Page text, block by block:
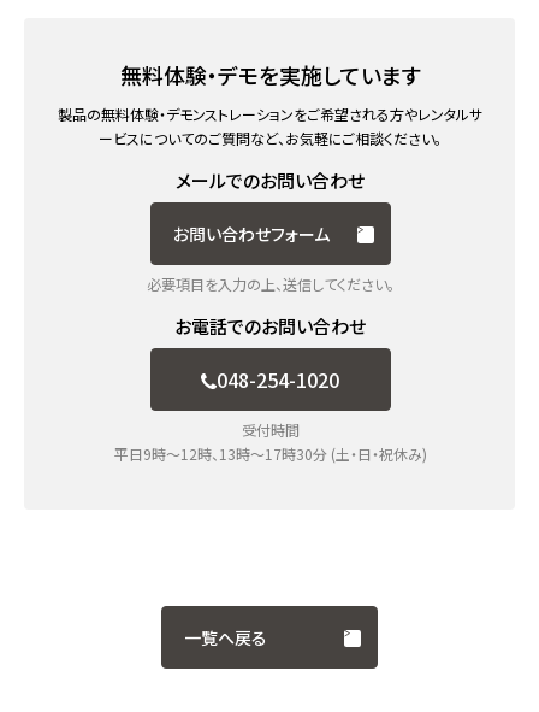
無料体験・デモを実施しています
製品の無料体験・デモンストレーションをご希望される方やレンタルサ
ービスについてのご質問など、お気軽にご相談ください。
メールでのお問い合わせ
お問い合わせフォーム
必要項目を入力の上、送信してください。
お電話でのお問い合わせ
048-254-1020
受付時間
平日9時～12時、13時〜17時30分 (土・日・祝休み)
一覧へ戻る